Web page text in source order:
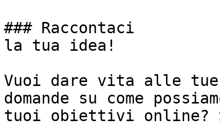
### Raccontaci
la tua idea!
Vuoi dare vita alle
domande su come
tuoi obiettivi online?